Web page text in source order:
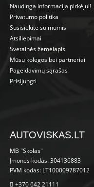
Naudinga informacija pirkėjui!
Privatumo politika
Susisiekite su mumis
Atsiliepimai
Svetainės žemėlapis
Mūsų kolegos bei partneriai
Pageidavimų sąrašas
Prisijungti
AUTOVISKAS.LT
MB "Skolas"
Įmonės kodas: 304136883
PVM kodas: LT100009787012
+370 642 21111